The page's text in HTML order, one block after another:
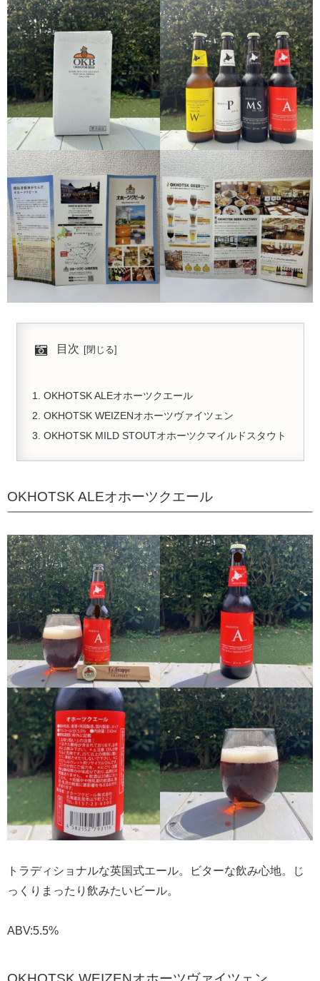
目次
OKHOTSK ALEオホーツクエール
OKHOTSK WEIZENオホーツヴァイツェン
OKHOTSK MILD STOUTオホーツクマイルドスタウト
OKHOTSK ALEオホーツクエール
トラディショナルな英国式エール。ビターな飲み心地。じ
っくりまったり飲みたいビール。
ABV:5.5%